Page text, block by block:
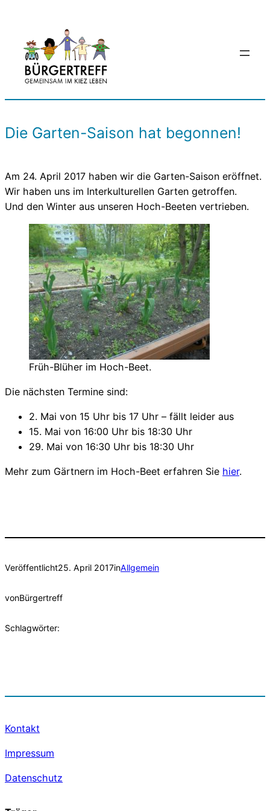
springen
Die Garten-Saison hat begonnen!
Am 24. April 2017 haben wir die Garten-Saison eröffnet.
Wir haben uns im Interkulturellen Garten getroffen.
Und den Winter aus unseren Hoch-Beeten vertrieben.
Früh-Blüher im Hoch-Beet.
Die nächsten Termine sind:
2. Mai von 15 Uhr bis 17 Uhr – fällt leider aus
15. Mai von 16:00 Uhr bis 18:30 Uhr
29. Mai von 16:30 Uhr bis 18:30 Uhr
Mehr zum Gärtnern im Hoch-Beet erfahren Sie hier.
Veröffentlicht25. April 2017inAllgemein
vonBürgertreff
Schlagwörter:
Kontakt
Impressum
Datenschutz